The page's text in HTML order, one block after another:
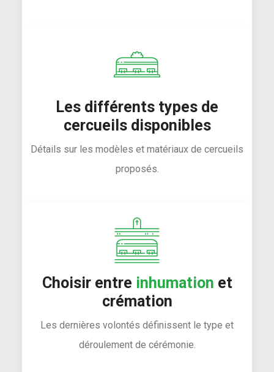
Les différents types de
cercueils disponibles
Détails sur les modèles et matériaux de cercueils
proposés.
Choisir entre inhumation et
crémation
Les dernières volontés définissent le type et
déroulement de cérémonie.